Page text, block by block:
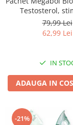
Testosterol,
testosteron si
crestere, inhibare
79,99 Lei
62,99 Lei
IN
ADAUGA IN COS
-21%